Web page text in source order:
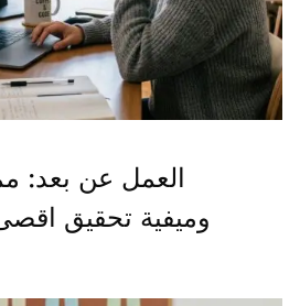
العمل عن بعد:
وميفية تحقيق